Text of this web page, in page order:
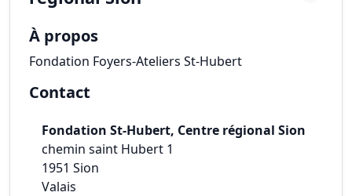
À propos
Fondation Foyers-Ateliers St-Hubert
Contact
Fondation St-Hubert, Centre régional Sion
chemin saint Hubert 1
1951 Sion
Valais